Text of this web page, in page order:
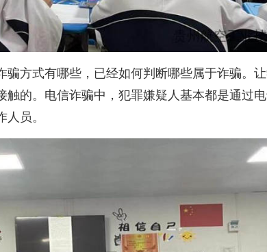
骗方式有哪些，已经如何判断哪些属于诈骗。
的。电信诈骗中，犯罪嫌疑人基本都是通过电
员。